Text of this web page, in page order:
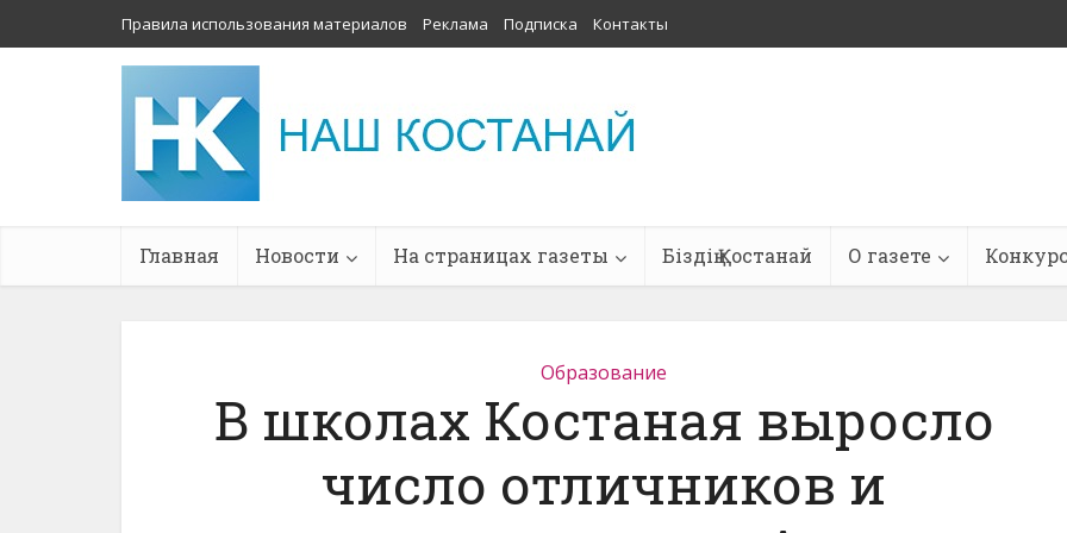
Правила использования материалов Реклама Подписка Контакты
Главная Новости На страницах газеты Біздің Қостанай О газете
Образование
В школах Костаная выросло
число отличников и